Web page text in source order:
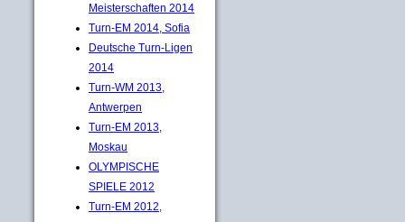
Meisterschaften 2014
Turn-EM 2014, Sofia
Deutsche Turn-Ligen
2014
Turn-WM 2013,
Antwerpen
Turn-EM 2013,
Moskau
OLYMPISCHE
SPIELE 2012
Turn-EM 2012,